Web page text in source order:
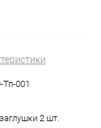
001
2 шт.